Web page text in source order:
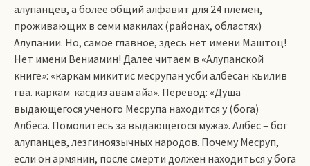
алупанцев, а более общий алфавит для 24 племен,
проживающих в семи макилах (районах, областях)
Алупании. Но, самое главное, здесь нет имени Маштоц!
Нет имени Вениамин! Далее читаем в «Алупанской
книге»: «каркам микитис месрупан усби албесан кьилив
гва. каркам касдиз авам айа». Перевод: «Душа
выдающегося ученого Месрупа находится у (бога)
Албеса. Помолитесь за выдающегося мужа». Албес – бог
алупанцев, лезгиноязычных народов. Почему Месруп,
если он армянин, после смерти должен находиться у бога